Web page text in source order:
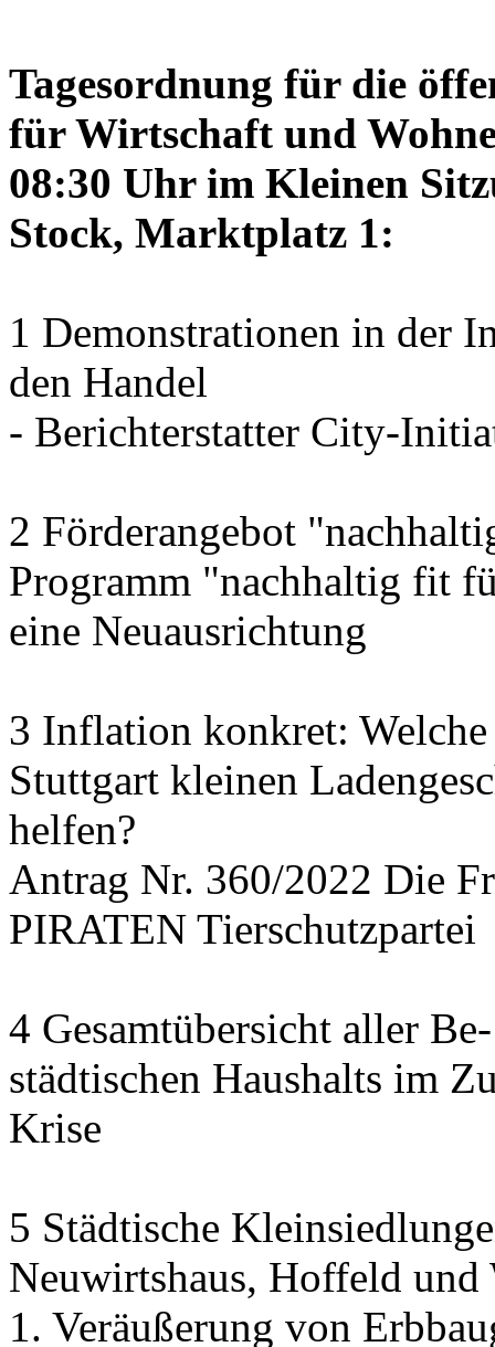
Tagesordnung für die
für Wirtschaft und
08:30 Uhr im Kleinen
Stock, Marktplatz 1:
1 Demonstrationen in der
den Handel
- Berichterstatter City-
2 Förderangebot
Programm "nachhaltig fit
eine Neuausrichtung
3 Inflation konkret:
Stuttgart kleinen
helfen?
Antrag Nr. 360/2022 Die
PIRATEN Tierschutzpartei
4 Gesamtübersicht aller
städtischen Haushalts im
Krise
5 Städtische
Neuwirtshaus, Hoffeld und
1. Veräußerung von